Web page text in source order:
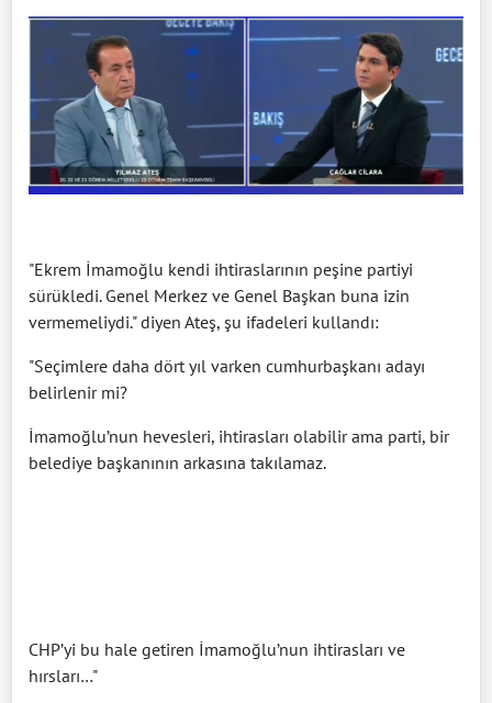
"Ekrem İmamoğlu kendi ihtiraslarının peşine partiyi
sürükledi. Genel Merkez ve Genel Başkan buna izin
vermemeliydi." diyen Ateş, şu ifadeleri kullandı:
"Seçimlere daha dört yıl varken cumhurbaşkanı adayı
belirlenir mi?
İmamoğlu’nun hevesleri, ihtirasları olabilir ama parti, bir
belediye başkanının arkasına takılamaz.
CHP’yi bu hale getiren İmamoğlu’nun ihtirasları ve
hırsları…"